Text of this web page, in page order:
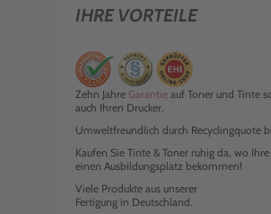
IHRE VORTEILE
Zehn Jahre Garantie auf Toner und Tinte
auch Ihren Drucker.
Umweltfreundlich durch Recyclingquote
Kaufen Sie Tinte & Toner ruhig da, wo
einen Ausbildungsplatz bekommen!
Viele Produkte aus unserer
Fertigung in Deutschland.